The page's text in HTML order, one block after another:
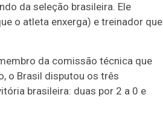
da seleção brasileira. Ele
o atleta enxerga) e treinador que
da comissão técnica que
o Brasil disputou os três
brasileira: duas por 2 a 0 e